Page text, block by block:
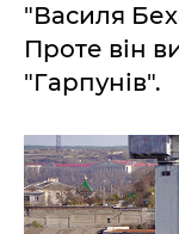
"Василя
Проте він
"Гарпунів".